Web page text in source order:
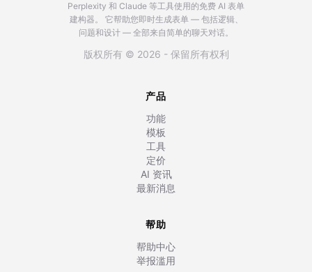
Perplexity 和 Claude 等工具使用的免费 AI 表单
建构器。
它帮助您即时生成表单 — 包括逻辑、
问题和设计 — 全部来自简单的聊天对话。
版权所有 © 2026 - 保留所有权利
产品
功能
模板
工具
定价
AI 资讯
最新消息
帮助
帮助中心
举报滥用